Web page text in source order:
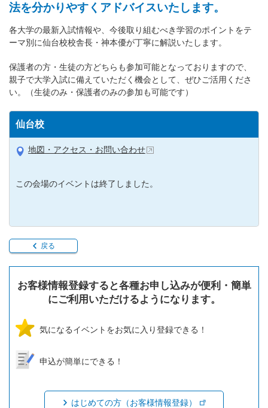
法を分かりやすくアドバイスいたします。
各大学の最新入試情報や、今後取り組むべき学習のポイントをテ
ーマ別に仙台校校舎長・神本優が丁寧に解説いたします。
保護者の方・生徒の方どちらも参加可能となっておりますので、
親子で大学入試に備えていただく機会として、ぜひご活用くださ
い。（生徒のみ・保護者のみの参加も可能です）
仙台校
地図・アクセス・お問い合わせ
この会場のイベントは終了しました。
戻る
お客様情報登録すると各種お申し込みが便利・簡単
にご利用いただけるようになります。
気になるイベントをお気に入り登録できる！
申込が簡単にできる！
はじめての方（お客様情報登録）